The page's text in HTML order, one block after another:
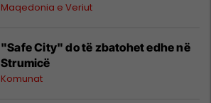
Maqedonia e Veriut
"Safe City" do të zbatohet edhe në
Strumicë
Komunat